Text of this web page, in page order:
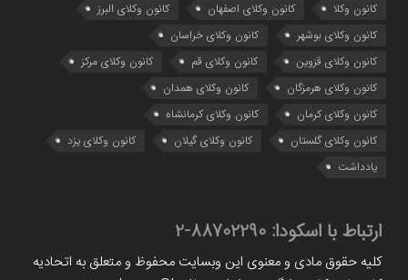
کانون وکلا
کانون وکلای اصفهان
کانون وکلای البرز
کانون وکلای بوشهر
کانون وکلای خراسان
کانون وکلای قزوین
کانون وکلای قم
کانون وکلای مرکز
کانون وکلای هرمزگان
کانون وکلای همدان
کانون وکلای کرمان
کانون وکلای کرمانشاه
کانون وکلای گلستان
کانون وکلای گیلان
کانون وکلای یزد
یادداشت
ارتباط با اسکودا: 88702290-2
کلیه حقوق مادی و معنوی این وبسایت محفوظ و متعلق به اتحادیه